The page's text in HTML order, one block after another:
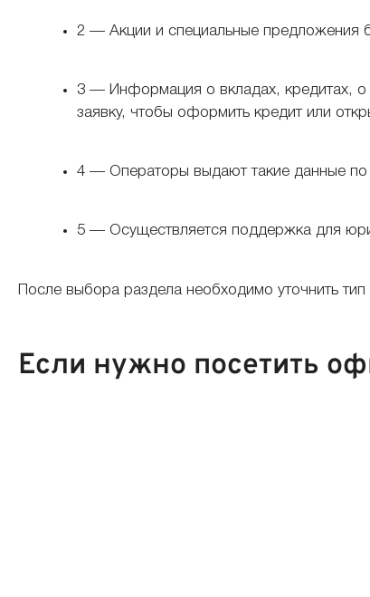
2 — Акции и специальные предложения
3 — Информация о вкладах, кредитах, о
заявку, чтобы оформить кредит или
4 — Операторы выдают такие данные по
5 — Осуществляется поддержка для
После выбора раздела необходимо уточнить
Если нужно посетить